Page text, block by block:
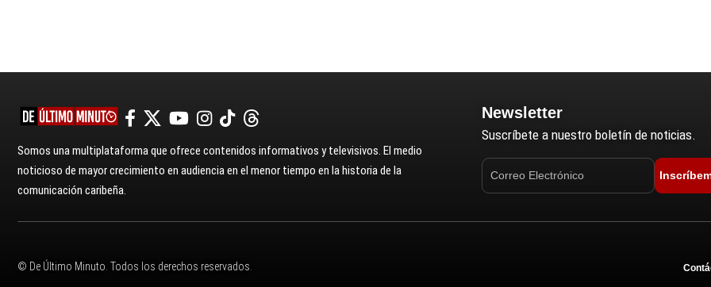
Somos una multiplataforma que ofrece contenidos informativos y televisivos. El medio
noticioso de mayor crecimiento en audiencia en el menor tiempo en la historia de la
comunicación caribeña.
Newsletter
Suscríbete a nuestro boletín de noticias.
© De Último Minuto. Todos los derechos reservados.